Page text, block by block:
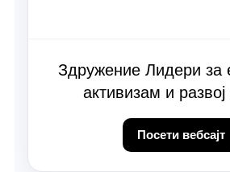
Здружение Лидери за
активизам и развој
Посети вебсајт